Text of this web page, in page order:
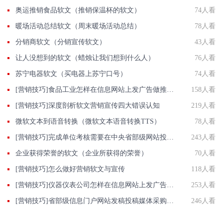
奥运推销食品软文（推销保温杯的软文） 74人看
暖场活动总结软文（周末暖场活动总结） 78人看
分销商软文（分销宣传软文） 43人看
让人没想到的软文（蜡烛让我们想到什么人） 76人看
苏宁电器软文（买电器上苏宁口号） 74人看
158人看
[营销技巧]深度剖析软文营销宣传四大错误认知 219人看
微软文本到语音转换（微软文本语音转换TTS） 78人看
243人看
企业获得荣誉的软文（企业所获得的荣誉） 70人看
[营销技巧]怎么做好营销软文与宣传 118人看
253人看
246人看